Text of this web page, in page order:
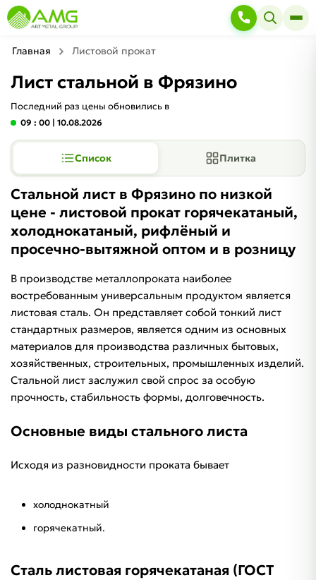
Главная Листовой прокат
Лист стальной в Фрязино
Последний раз цены обновились в
09 : 00 | 10.08.2026
Список Плитка
Стальной лист в Фрязино по низкой
цене - листовой прокат горячекатаный,
холоднокатаный, рифлёный и
просечно-вытяжной оптом и в розницу
В производстве металлопроката наиболее
востребованным универсальным продуктом является
листовая сталь. Он представляет собой тонкий лист
стандартных размеров, является одним из основных
материалов для производства различных бытовых,
хозяйственных, строительных, промышленных изделий.
Стальной лист заслужил свой спрос за особую
прочность, стабильность формы, долговечность.
Основные виды стального листа
Исходя из разновидности проката бывает
холоднокатный
горячекатный.
Сталь листовая горячекатаная (ГОСТ